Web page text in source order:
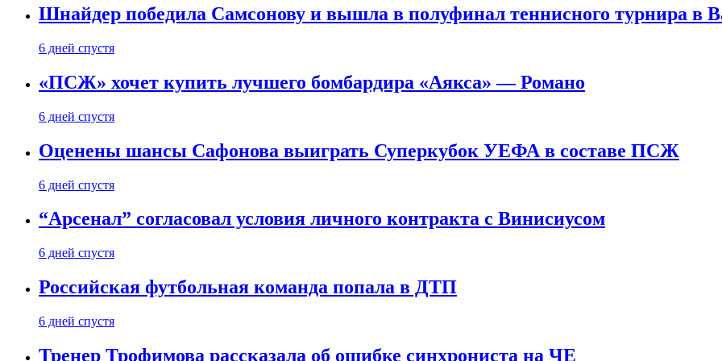
Шнайдер победила Самсонову и вышла в полуфинал теннисного турнира в
6 дней спустя
«ПСЖ» хочет купить лучшего бомбардира «Аякса» — Романо
6 дней спустя
Оценены шансы Сафонова выиграть Суперкубок УЕФА в составе ПСЖ
6 дней спустя
“Арсенал” согласовал условия личного контракта с Винисиусом
6 дней спустя
Российская футбольная команда попала в ДТП
6 дней спустя
Тренер Трофимова рассказала об ошибке синхрониста на ЧЕ